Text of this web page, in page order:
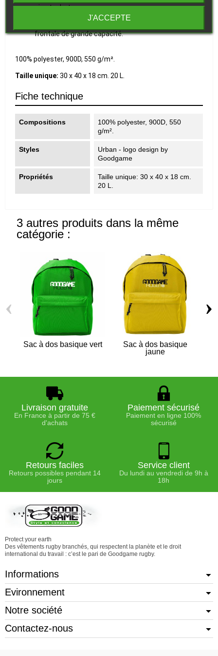
zip et rabat.
frontale de grande capacité.
100% polyester, 900D, 550 g/m².
Taille unique: 30 x 40 x 18 cm. 20 L.
Fiche technique
Compositions
100% polyester, 900D, 550
g/m².
Styles
Urban - logo design by
Goodgame
Propriétés
Taille unique: 30 x 40 x 18 cm.
20 L.
3 autres produits dans la même
catégorie :
Sac à dos basique vert
Sac à dos basique
jaune
‹ ›
Livraison gratuite
En France à partir de 75 €
d'achats
Paiement sécurisé
Paiement en ligne 100%
sécurisé
Retours faciles
Retours possibles pendant 14
jours
Service client
Du lundi au vendredi de 9h à
18h
Protect your earth
Des vêtements rugby branchés, qui respectent la planète et le droit
international du travail : c’est le pari de Goodgame rugby.
Informations
Evironnement
Notre société
Contactez-nous
J'ACCEPTE